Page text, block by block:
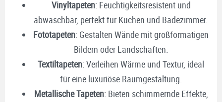
Vinyltapeten: Feuchtigkeitsresistent und
abwaschbar, perfekt für Küchen und Badezimmer.
Fototapeten: Gestalten Wände mit großformatigen
Bildern oder Landschaften.
Textiltapeten: Verleihen Wärme und Textur, ideal
für eine luxuriöse Raumgestaltung.
Metallische Tapeten: Bieten schimmernde Effekte,